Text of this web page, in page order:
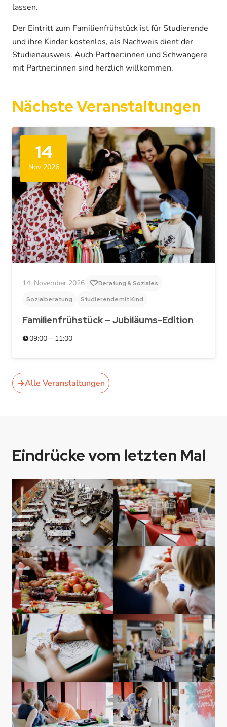
lassen.
Der Eintritt zum Familienfrühstück ist für Studierende
und ihre Kinder kostenlos, als Nachweis dient der
Studienausweis. Auch Partner:innen und Schwangere
mit Partner:innen sind herzlich willkommen.
Nächste Veranstaltungen
14
Nov 2026
14. November 2026
Beratung & Soziales
Sozialberatung
Studierende mit Kind
Familienfrühstück – Jubiläums-Edition
09:00 – 11:00
Alle Veranstaltungen
Eindrücke vom letzten Mal